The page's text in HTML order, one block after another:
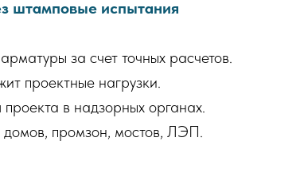
штамповые испытания
за счет точных расчетов.
проектные нагрузки.
в надзорных органах.
домов, промзон, мостов, ЛЭП.